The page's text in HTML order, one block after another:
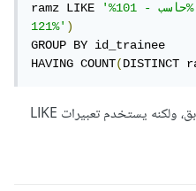
ramz LIKE
- 101%'
121%')
GROUP BY id_trainee
HAVING COUNT(DISTINCT
ونتيجة الاستعلام هي نفسها مثل السابق، ولكنه يستخدم تعبيرات LIKE